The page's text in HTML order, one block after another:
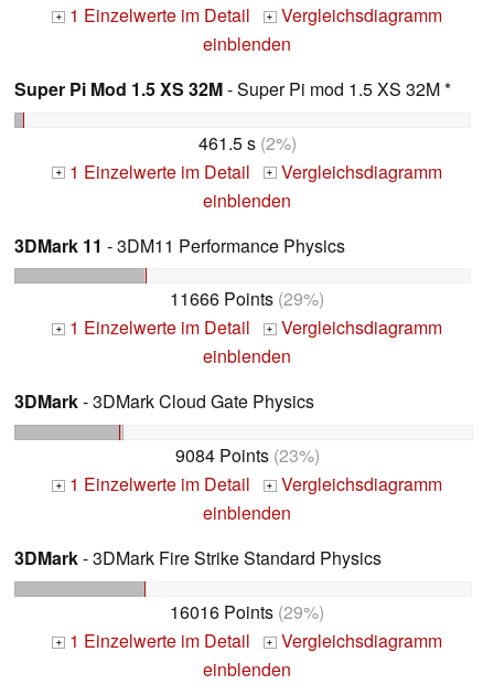
+ 1 Einzelwerte im Detail + Vergleichsdiagramm
einblenden
Super Pi Mod 1.5 XS 32M- Super Pi mod 1.5 XS 32M *
461.5 s(2%)
+ 1 Einzelwerte im Detail + Vergleichsdiagramm
einblenden
3DMark 11 - 3DM11 Performance Physics
11666 Points (29%)
+ 1 Einzelwerte im Detail + Vergleichsdiagramm
einblenden
3DMark- 3DMark Cloud Gate Physics
9084 Points(23%)
+ 1 Einzelwerte im Detail + Vergleichsdiagramm
einblenden
3DMark- 3DMark Fire Strike Standard Physics
16016 Points (29%)
+ 1 Einzelwerte im Detail + Vergleichsdiagramm
einblenden